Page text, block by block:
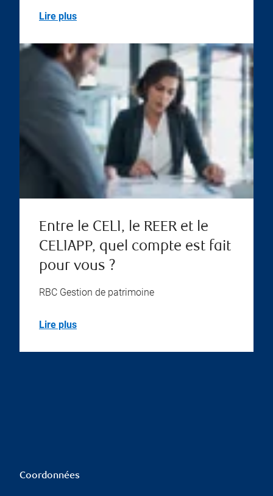
Lire plus
Entre le CELI, le REER et le
CELIAPP, quel compte est fait
pour vous ?
RBC Gestion de patrimoine
Lire plus
Coordonnées